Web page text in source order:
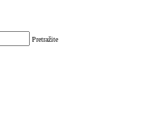
Pretražite